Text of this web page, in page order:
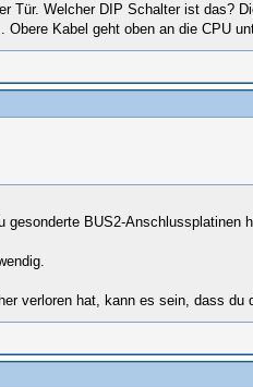
Tür. Welcher DIP Schalter ist das?
Obere Kabel geht oben an die CPU
gesonderte BUS2-
verloren hat, kann es sein, dass